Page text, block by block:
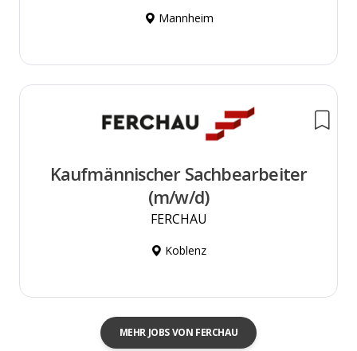
Mannheim
Kaufmännischer Sachbearbeiter
(m/w/d)
FERCHAU
Koblenz
MEHR JOBS VON FERCHAU